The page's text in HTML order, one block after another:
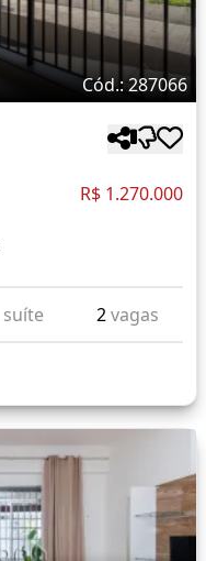
Cód.: 287066
R$ 1.270.000
suíte 2vagas